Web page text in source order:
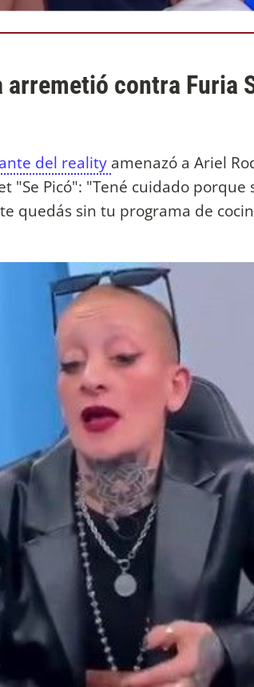
arremetió contra Furia
del reality amenazó a Ariel
"Se Picó": "Tené cuidado porque
te quedás sin tu programa de